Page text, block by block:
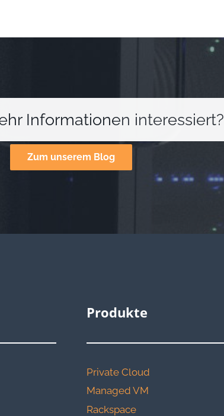
Informationen interessiert?
Zum unserem Blog
Produkte
Private Cloud
Managed VM
Rackspace